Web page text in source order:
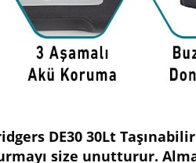
DE30 30Lt
size unutturur.